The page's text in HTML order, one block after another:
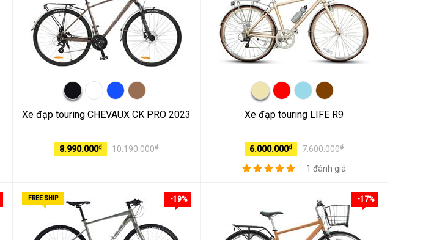
Xe đạp touring CHEVAUX CK PRO 2023
8.990.000₫ 10.190.000₫
Xe đạp touring LIFE R9
6.000.000₫ 7.600.000₫
1 đánh giá
-19%
FREE SHIP -17%